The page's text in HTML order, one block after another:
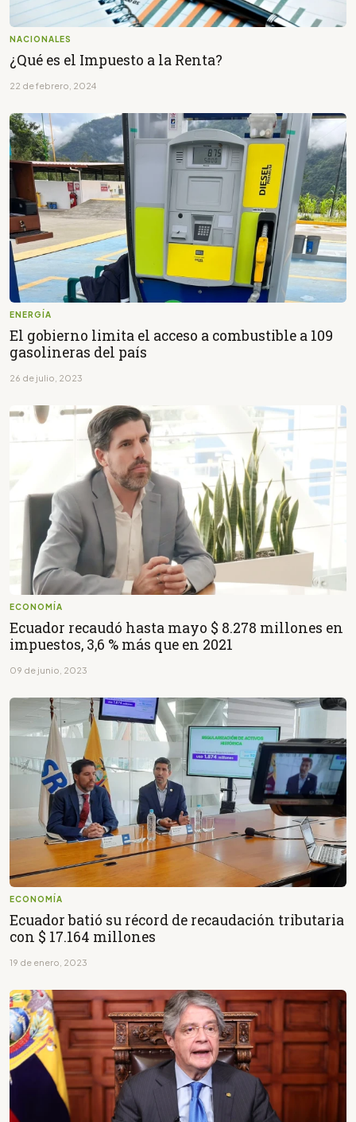
NACIONALES
¿Qué es el Impuesto a la Renta?
22 de febrero, 2024
ENERGÍA
El gobierno limita el acceso a combustible a 109
gasolineras del país
26 de julio, 2023
ECONOMÍA
Ecuador recaudó hasta mayo $ 8.278 millones en
impuestos, 3,6 % más que en 2021
09 de junio, 2023
ECONOMÍA
Ecuador batió su récord de recaudación tributaria
con $ 17.164 millones
19 de enero, 2023